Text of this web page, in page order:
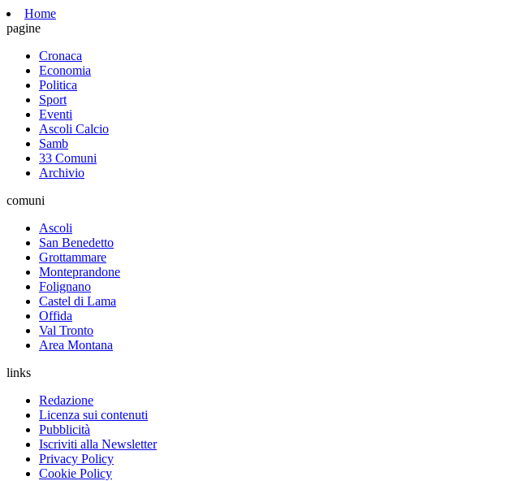
Home
pagine
Cronaca
Economia
Politica
Sport
Eventi
Ascoli Calcio
Samb
33 Comuni
Archivio
comuni
Ascoli
San Benedetto
Grottammare
Monteprandone
Folignano
Castel di Lama
Offida
Val Tronto
Area Montana
links
Redazione
Licenza sui contenuti
Pubblicità
Iscriviti alla Newsletter
Privacy Policy
Cookie Policy